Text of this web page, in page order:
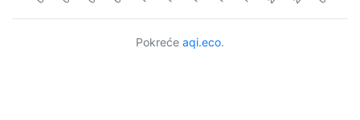
Pokreće aqi.eco.